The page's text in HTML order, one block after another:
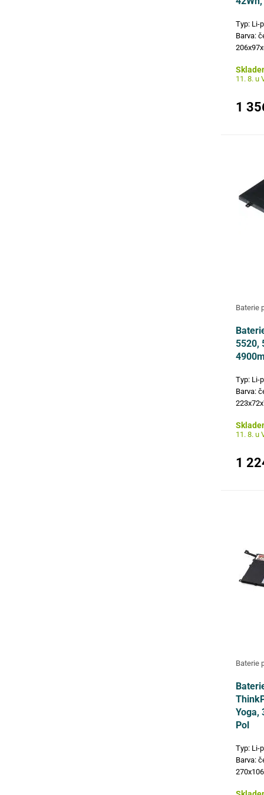
Typ: Li-
Barva:
modely:
11. 8. u
1
Baterie
5520,
Typ: Li-
Barva:
H5H20,
modely:
11. 8. u
1
Baterie
Yoga,
Pol
Typ: Li-
Barva: